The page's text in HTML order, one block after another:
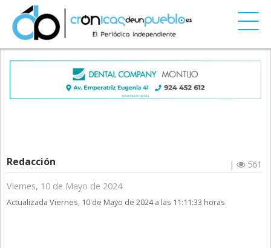
Redacción |
561
Viernes, 10 de Mayo de 2024
Actualizada Viernes, 10 de Mayo de 2024 a las 11:11:33 horas